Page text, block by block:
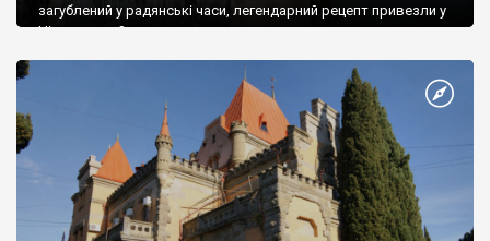
загублений у радянські часи, легендарний рецепт привезли у
Ніжин греки?